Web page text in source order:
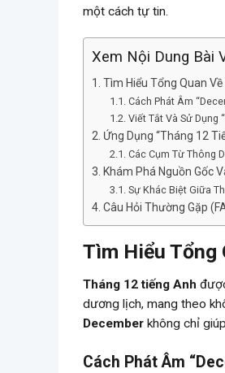
một cách tự tin.
Xem Nội Dung Bài
Tìm Hiểu Tổng Quan
Cách Phát Âm
Viết Tắt Và Sử Dụng
Ứng Dụng “Tháng 12
Các Cụm Từ Thông
Khám Phá Nguồn Gốc
Sự Khác Biệt Giữa
Câu Hỏi Thường Gặp
Tìm Hiểu Tổng
Tháng 12 tiếng Anh
dương lịch, mang theo
December không chỉ
Cách Phát Âm